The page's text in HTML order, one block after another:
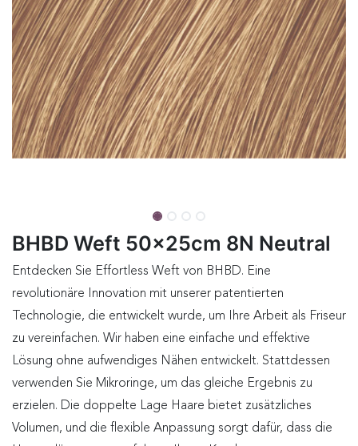
BHBD Weft 50x25cm 8N Neutral
Entdecken Sie Effortless Weft von BHBD. Eine
revolutionäre Innovation mit unserer patentierten
Technologie, die entwickelt wurde, um Ihre Arbeit als Friseur
zu vereinfachen. Wir haben eine einfache und effektive
Lösung ohne aufwendiges Nähen entwickelt. Stattdessen
verwenden Sie Mikroringe, um das gleiche Ergebnis zu
erzielen. Die doppelte Lage Haare bietet zusätzliches
Volumen, und die flexible Anpassung sorgt dafür, dass die